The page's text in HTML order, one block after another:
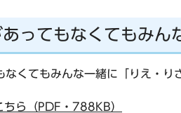
てもなくてもみん
くてもみんな一緒に「りえ・
ら（PDF・788KB）